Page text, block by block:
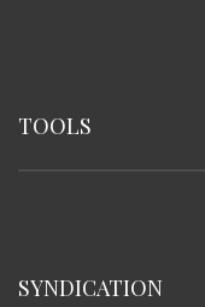
TOOLS
SYNDICATION